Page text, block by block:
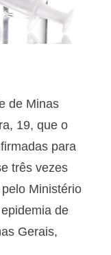
de Minas
19, que o
para
três vezes
Ministério
de
Gerais,